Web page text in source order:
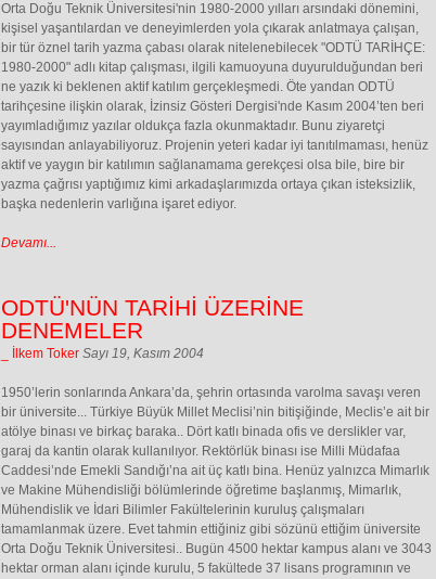
Orta Doğu Teknik Üniversitesi'nin 1980-2000 yılları arsındaki dönemini,
kişisel yaşantılardan ve deneyimlerden yola çıkarak anlatmaya çalışan,
bir tür öznel tarih yazma çabası olarak nitelenebilecek "ODTÜ TARİHÇE:
1980-2000" adlı kitap çalışması, ilgili kamuoyuna duyurulduğundan beri
ne yazık ki beklenen aktif katılım gerçekleşmedi. Öte yandan ODTÜ
tarihçesine ilişkin olarak, İzinsiz Gösteri Dergisi'nde Kasım 2004’ten beri
yayımladığımız yazılar oldukça fazla okunmaktadır. Bunu ziyaretçi
sayısından anlayabiliyoruz. Projenin yeteri kadar iyi tanıtılmaması, henüz
aktif ve yaygın bir katılımın sağlanamama gerekçesi olsa bile, bire bir
yazma çağrısı yaptığımız kimi arkadaşlarımızda ortaya çıkan isteksizlik,
başka nedenlerin varlığına işaret ediyor.
Devamı...
ODTÜ'NÜN TARİHİ ÜZERİNE
DENEMELER
_ İlkem Toker Sayı 19, Kasım 2004
1950’lerin sonlarında Ankara’da, şehrin ortasında varolma savaşı veren
bir üniversite... Türkiye Büyük Millet Meclisi’nin bitişiğinde, Meclis’e ait bir
atölye binası ve birkaç baraka.. Dört katlı binada ofis ve derslikler var,
garaj da kantin olarak kullanılıyor. Rektörlük binası ise Milli Müdafaa
Caddesi’nde Emekli Sandığı’na ait üç katlı bina. Henüz yalnızca Mimarlık
ve Makine Mühendisliği bölümlerinde öğretime başlanmış, Mimarlık,
Mühendislik ve İdari Bilimler Fakültelerinin kuruluş çalışmaları
tamamlanmak üzere. Evet tahmin ettiğiniz gibi sözünü ettiğim üniversite
Orta Doğu Teknik Üniversitesi.. Bugün 4500 hektar kampus alanı ve 3043
hektar orman alanı içinde kurulu, 5 fakültede 37 lisans programının ve